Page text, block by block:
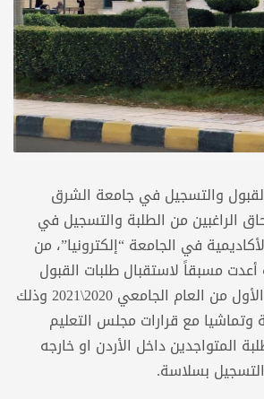
والتسجيل في جامعة الشرق
الراغبين من الطلبة والتسجيل في
في الجامعة “إلكترونيا”، من
أعدت مسبقاً لاستقبال طلبات القبول
للطلبة الجدد للفصل الأول من العام الجامعي 2020\2021 وذلك
وتماشيا مع قرارات مجلس التعليم
المتواجدين داخل الأردن او خارجه
التسجيل بسلاسة.